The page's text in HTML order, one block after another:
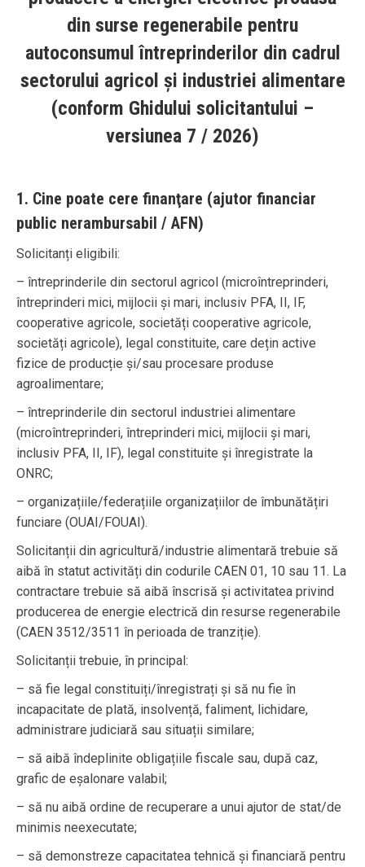
din surse regenerabile pentru
autoconsumul întreprinderilor din cadrul
sectorului agricol și industriei alimentare
(conform Ghidului solicitantului –
versiunea 7 / 2026)
1. Cine poate cere finanţare (ajutor financiar
public nerambursabil / AFN)
Solicitanți eligibili:
– întreprinderile din sectorul agricol (microîntreprinderi,
întreprinderi mici, mijlocii și mari, inclusiv PFA, II, IF,
cooperative agricole, societăți cooperative agricole,
societăți agricole), legal constituite, care dețin active
fizice de producție și/sau procesare produse
agroalimentare;
– întreprinderile din sectorul industriei alimentare
(microîntreprinderi, întreprinderi mici, mijlocii și mari,
inclusiv PFA, II, IF), legal constituite și înregistrate la
ONRC;
– organizațiile/federațiile organizațiilor de îmbunătățiri
funciare (OUAI/FOUAI).
Solicitanții din agricultură/industrie alimentară trebuie să
aibă în statut activități din codurile CAEN 01, 10 sau 11. La
contractare trebuie să aibă înscrisă și activitatea privind
producerea de energie electrică din resurse regenerabile
(CAEN 3512/3511 în perioada de tranziție).
Solicitanții trebuie, în principal:
– să fie legal constituiți/înregistrați și să nu fie în
incapacitate de plată, insolvență, faliment, lichidare,
administrare judiciară sau situații similare;
– să aibă îndeplinite obligațiile fiscale sau, după caz,
grafic de eșalonare valabil;
– să nu aibă ordine de recuperare a unui ajutor de stat/de
minimis neexecutate;
– să demonstreze capacitatea tehnică și financiară pentru